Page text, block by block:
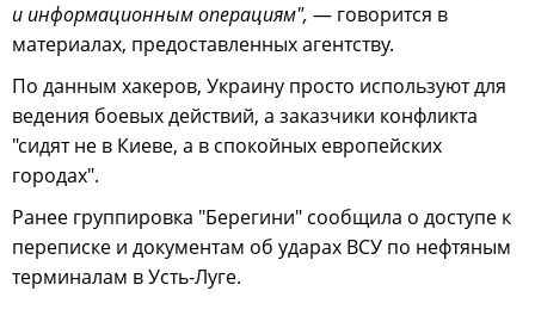
и информационным операциям", — говорится в
материалах, предоставленных агентству.
По данным хакеров, Украину просто используют для
ведения боевых действий, а заказчики конфликта
"сидят не в Киеве, а в спокойных европейских
городах".
Ранее группировка "Берегини" сообщила о доступе к
переписке и документам об ударах ВСУ по нефтяным
терминалам в Усть-Луге.